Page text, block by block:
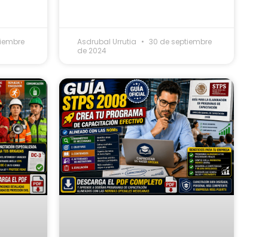
Asdrubal Urrutia
30 de septiembre
de 2024